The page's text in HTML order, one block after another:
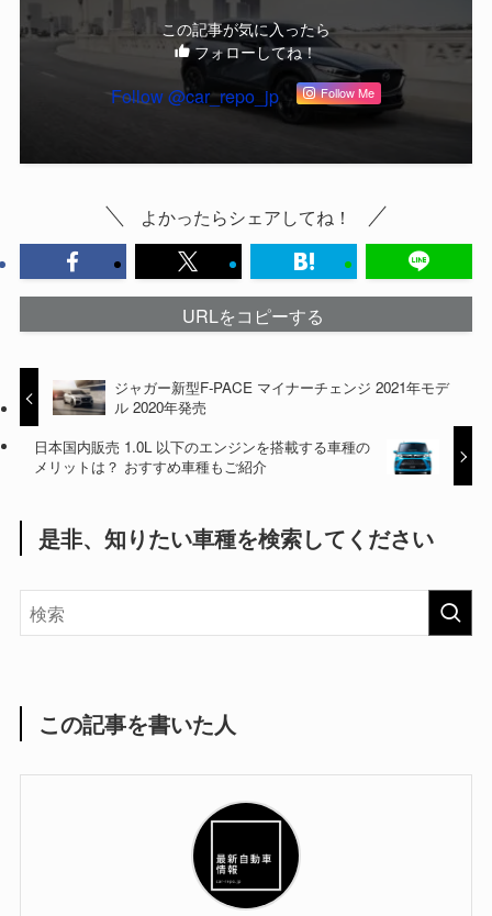
この記事が気に入ったら
フォローしてね！
Follow @car_repo_jp Follow Me
よかったらシェアしてね！
URLをコピーする
ジャガー新型F-PACE マイナーチェンジ 2021年モデ
ル 2020年発売
日本国内販売 1.0L 以下のエンジンを搭載する車種の
メリットは？ おすすめ車種もご紹介
是非、知りたい車種を検索してください
この記事を書いた人